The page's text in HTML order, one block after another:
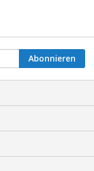
Abonnieren